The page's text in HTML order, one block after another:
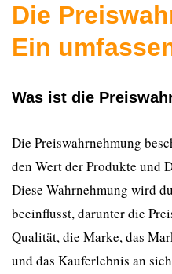
Die
Ein
Was ist die
Die Preiswahrnehmung
den Wert der Produkte und
Diese Wahrnehmung wird
beeinflusst, darunter die
Qualität, die Marke, das
und das Kauferlebnis an